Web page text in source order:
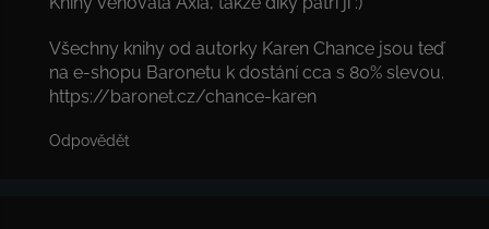
Všechny knihy od autorky Karen Chance jsou teď
na e-shopu Baronetu k dostání cca s 80% slevou.
https://baronet.cz/chance-karen
Odpovědět